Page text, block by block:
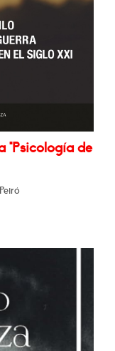
"Psicología de